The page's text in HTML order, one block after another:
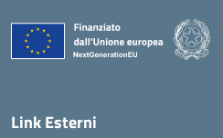
Link Esterni